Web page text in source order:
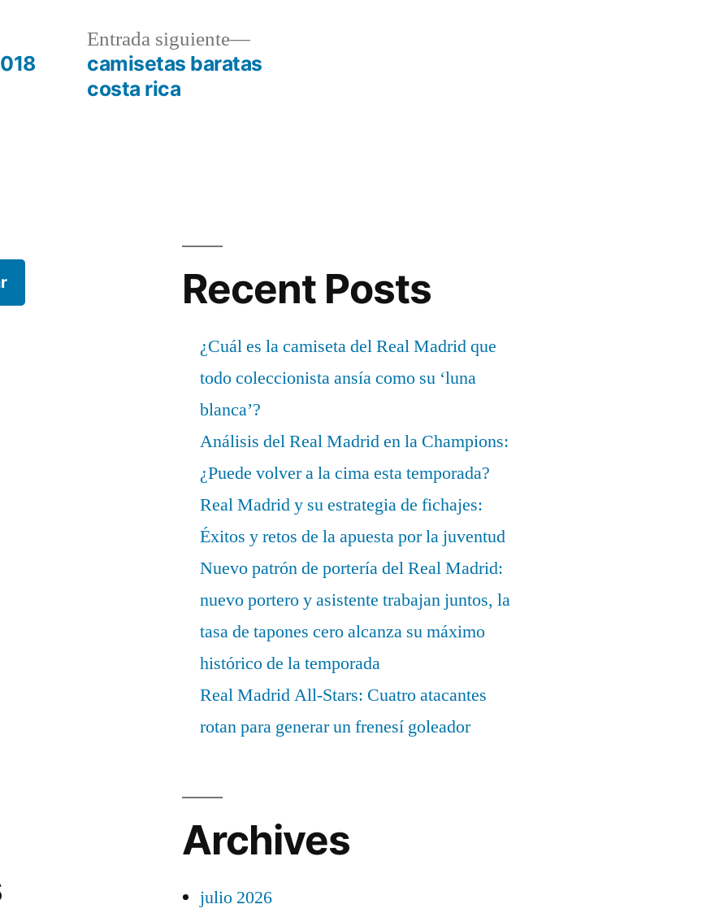
Entrada siguiente
Entrada
siguiente:
camisetas baratas
costa rica
Recent Posts
¿Cuál es la camiseta del Real Madrid que
todo coleccionista ansía como su ‘luna
blanca’?
Análisis del Real Madrid en la Champions:
¿Puede volver a la cima esta temporada?
Real Madrid y su estrategia de fichajes:
Éxitos y retos de la apuesta por la juventud
Nuevo patrón de portería del Real Madrid:
nuevo portero y asistente trabajan juntos, la
tasa de tapones cero alcanza su máximo
histórico de la temporada
Real Madrid All-Stars: Cuatro atacantes
rotan para generar un frenesí goleador
Archives
julio 2026